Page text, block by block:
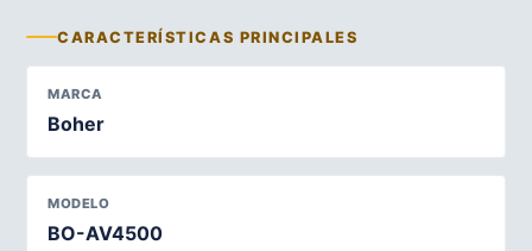
CARACTERÍSTICAS PRINCIPALES
MARCA
Boher
MODELO
BO-AV4500